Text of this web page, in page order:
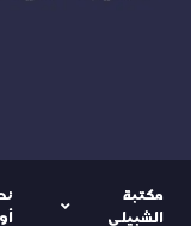
مكتبة
الشبيلي